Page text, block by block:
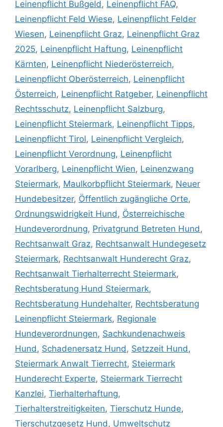
Leinenpflicht Bußgeld, Leinenpflicht FAQ,
Leinenpflicht Feld Wiese, Leinenpflicht Felder
Wiesen, Leinenpflicht Graz, Leinenpflicht Graz
2025, Leinenpflicht Haftung, Leinenpflicht
Kärnten, Leinenpflicht Niederösterreich,
Leinenpflicht Oberösterreich, Leinenpflicht
Österreich, Leinenpflicht Ratgeber, Leinenpflicht
Rechtsschutz, Leinenpflicht Salzburg,
Leinenpflicht Steiermark, Leinenpflicht Tipps,
Leinenpflicht Tirol, Leinenpflicht Vergleich,
Leinenpflicht Verordnung, Leinenpflicht
Vorarlberg, Leinenpflicht Wien, Leinenzwang
Steiermark, Maulkorbpflicht Steiermark, Neuer
Hundebesitzer, Öffentlich zugängliche Orte,
Ordnungswidrigkeit Hund, Österreichische
Hundeverordnung, Privatgrund Betreten Hund,
Rechtsanwalt Graz, Rechtsanwalt Hundegesetz
Steiermark, Rechtsanwalt Hunderecht Graz,
Rechtsanwalt Tierhalterrecht Steiermark,
Rechtsberatung Hund Steiermark,
Rechtsberatung Hundehalter, Rechtsberatung
Leinenpflicht Steiermark, Regionale
Hundeverordnungen, Sachkundenachweis
Hund, Schadenersatz Hund, Setzzeit Hund,
Steiermark Anwalt Tierrecht, Steiermark
Hunderecht Experte, Steiermark Tierrecht
Kanzlei, Tierhalterhaftung,
Tierhalterstreitigkeiten, Tierschutz Hunde,
Tierschutzgesetz Hund, Umweltschutz